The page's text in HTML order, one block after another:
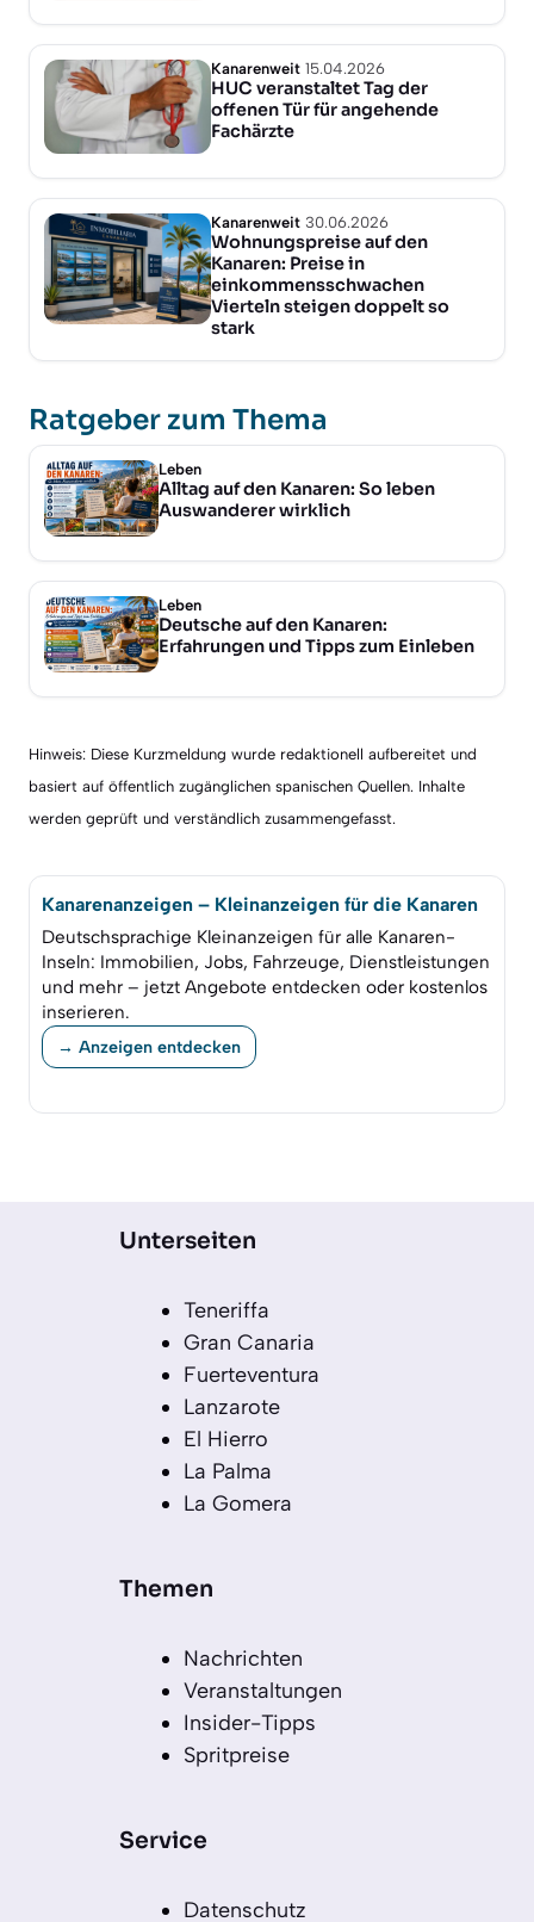
Kanarenweit 15.04.2026
HUC veranstaltet Tag der
offenen Tür für angehende
Fachärzte
Kanarenweit 30.06.2026
Wohnungspreise auf den
Kanaren: Preise in
einkommensschwachen
Vierteln steigen doppelt so
stark
Ratgeber zum Thema
Leben
Alltag auf den Kanaren: So leben
Auswanderer wirklich
Leben
Deutsche auf den Kanaren:
Erfahrungen und Tipps zum Einleben
Hinweis: Diese Kurzmeldung wurde redaktionell aufbereitet und
basiert auf öffentlich zugänglichen spanischen Quellen. Inhalte
werden geprüft und verständlich zusammengefasst.
Kanarenanzeigen – Kleinanzeigen für die Kanaren
Deutschsprachige Kleinanzeigen für alle Kanaren-
Inseln: Immobilien, Jobs, Fahrzeuge, Dienstleistungen
und mehr – jetzt Angebote entdecken oder kostenlos
inserieren.
→ Anzeigen entdecken
Unterseiten
Teneriffa
Gran Canaria
Fuerteventura
Lanzarote
El Hierro
La Palma
La Gomera
Themen
Nachrichten
Veranstaltungen
Insider-Tipps
Spritpreise
Service
Datenschutz